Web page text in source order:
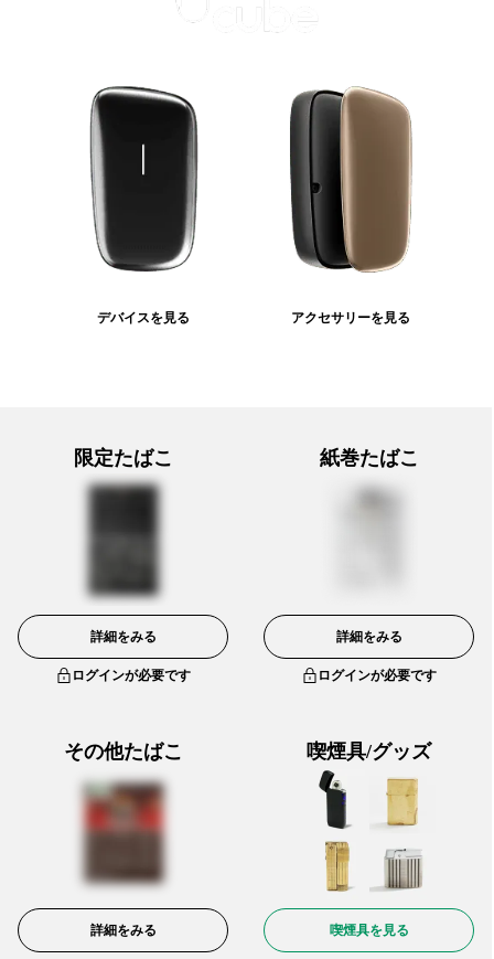
デバイスを見る アクセサリーを見る
限定たばこ
詳細をみる
ログインが必要です
紙巻たばこ
詳細をみる
ログインが必要です
その他たばこ
詳細をみる
喫煙具/グッズ
喫煙具を見る